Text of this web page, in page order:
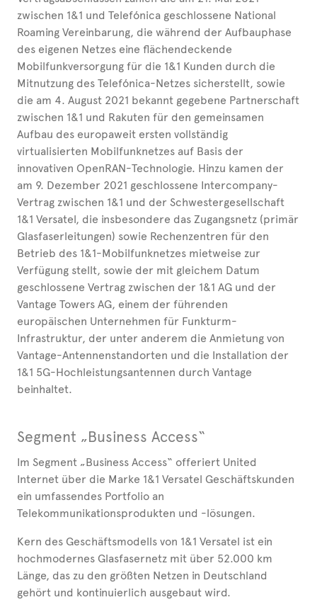
zwischen 1&1 und Telefónica geschlossene National
Roaming Vereinbarung, die während der Aufbauphase
des eigenen Netzes eine flächendeckende
Mobilfunkversorgung für die 1&1 Kunden durch die
Mitnutzung des Telefónica-Netzes sicherstellt, sowie
die am 4. August 2021 bekannt gegebene Partnerschaft
zwischen 1&1 und Rakuten für den gemeinsamen
Aufbau des europaweit ersten vollständig
virtualisierten Mobilfunknetzes auf Basis der
innovativen OpenRAN-Technologie. Hinzu kamen der
am 9. Dezember 2021 geschlossene Intercompany-
Vertrag zwischen 1&1 und der Schwestergesellschaft
1&1 Versatel, die insbesondere das Zugangsnetz (primär
Glasfaserleitungen) sowie Rechenzentren für den
Betrieb des 1&1-Mobilfunknetzes mietweise zur
Verfügung stellt, sowie der mit gleichem Datum
geschlossene Vertrag zwischen der 1&1 AG und der
Vantage Towers AG, einem der führenden
europäischen Unternehmen für Funkturm-
Infrastruktur, der unter anderem die Anmietung von
Vantage-Antennenstandorten und die Installation der
1&1 5G-Hochleistungsantennen durch Vantage
beinhaltet.
Segment „Business Access“
Im Segment „Business Access“ offeriert United
Internet über die Marke 1&1 Versatel Geschäftskunden
ein umfassendes Portfolio an
Telekommunikationsprodukten und -lösungen.
Kern des Geschäftsmodells von 1&1 Versatel ist ein
hochmodernes Glasfasernetz mit über 52.000 km
Länge, das zu den größten Netzen in Deutschland
gehört und kontinuierlich ausgebaut wird.